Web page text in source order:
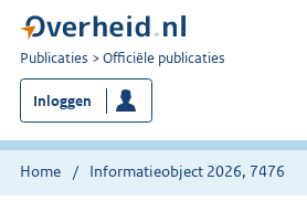
U
bent
nu
hier:
Publicaties Officiële publicaties
Inloggen
Home Informatieobject 2026, 7476